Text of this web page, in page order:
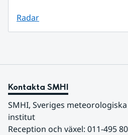
Radar
Kontakta SMHI
SMHI, Sveriges
institut
Reception och växel: 011-495